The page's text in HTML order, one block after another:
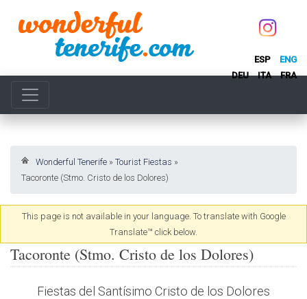
ESP
ENG
DEU
ITA FRA
Wonderful Tenerife » Tourist Fiestas »
Tacoronte (Stmo. Cristo de los Dolores)
This page is not available in your language. To translate with Google
Translate™ click below.
Tacoronte (Stmo. Cristo de los Dolores)
Fiestas del Santísimo Cristo de los Dolores